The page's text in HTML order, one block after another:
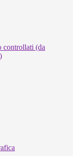
controllati (da